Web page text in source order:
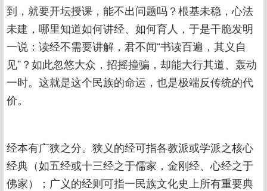
到，就要开坛授课，能不出问题吗？根基未稳，心法
未建，哪里知道如何讲经、如何育人，于是干脆发明
一说：读经不需要讲解，君不闻“书读百遍，其义自
见”？如此忽悠大众，招摇撞骗，却能大行其道、轰动
一时。这就是这个民族的命运，也是极端反传统的代
价。
经本有广狭之分。狭义的经可指各教派或学派之核心
经典（如五经或十三经之于儒家，金刚经、心经之于
佛家）；广义的经则可指一民族文化史上所有重要典